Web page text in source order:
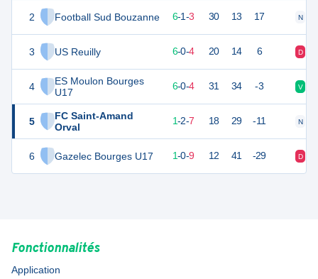
2 Football Sud Bouzanne
3 US Reuilly
4
ES Moulon Bourges
U17
5
FC Saint-Amand
Orval
6 Gazelec Bourges U17
19 10 6-1-3 30 13 17 N
6-0-4 20 14 6 D
18 6-0-4 31 34 -3 V
5 1-2-7 18 29 -11 N
3 10 1-0-9 12 41 -29 D
Fonctionnalités
Application